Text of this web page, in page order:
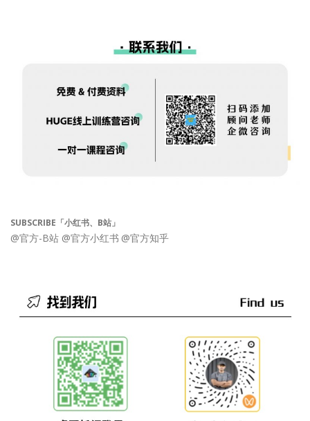
SUBSCRIBE「小红书、B站」
@官方-B站 @官方小红书 @官方知乎